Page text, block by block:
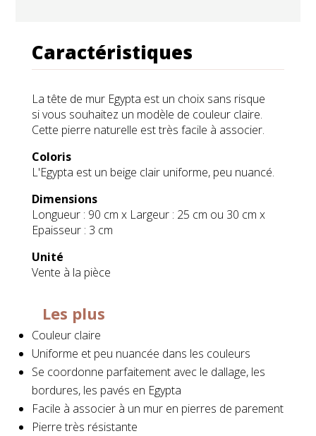
Caractéristiques
La tête de mur Egypta est un choix sans risque
si vous souhaitez un modèle de couleur claire.
Cette pierre naturelle est très facile à associer.
Coloris
L'Egypta est un beige clair uniforme, peu nuancé.
Dimensions
Longueur : 90 cm x Largeur : 25 cm ou 30 cm x
Epaisseur : 3 cm
Unité
Vente à la pièce
Les plus
Couleur claire
Uniforme et peu nuancée dans les couleurs
Se coordonne parfaitement avec le dallage, les
bordures, les pavés en Egypta
Facile à associer à un mur en pierres de parement
Pierre très résistante